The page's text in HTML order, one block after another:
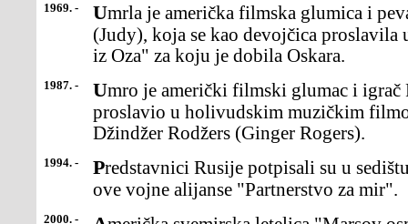
1969. - Umrla je američka filmska glumica i pevačica Džudi Garland
(Judy), koja se kao devojčica
iz Oza" za koju je dobila Oskara.
1987. - Umro je američki filmski glumac i igrač Fred Aster (Astaire), koji se
proslavio u holivudskim muzičkim
Džindžer Rodžers (Ginger Rogers).
1994. - Predstavnici Rusije potpisali su u sedištu NATO u Briselu program
ove vojne alijanse "Partnerstvo za mir".
2000. -